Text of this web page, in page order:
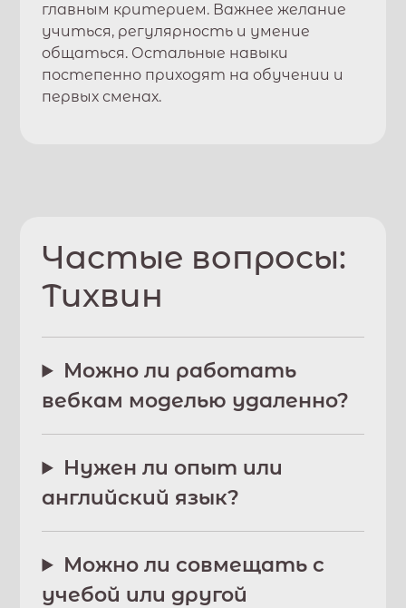
главным критерием. Важнее желание
учиться, регулярность и умение
общаться. Остальные навыки
постепенно приходят на обучении и
первых сменах.
Частые вопросы:
Тихвин
Можно ли работать
вебкам моделью удаленно?
Нужен ли опыт или
английский язык?
Можно ли совмещать с
учебой или другой